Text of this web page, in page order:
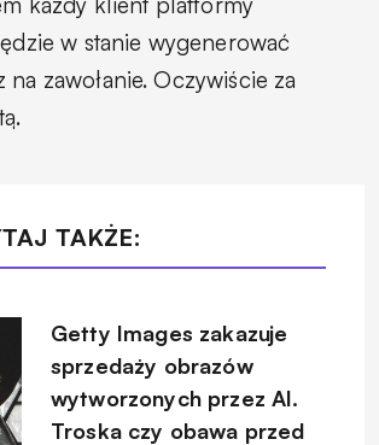
w stanie wygenerować
zawołanie. Oczywiście za
TAKŻE:
Getty Images zakazuje
sprzedaży obrazów
wytworzonych przez AI.
Troska czy obawa przed